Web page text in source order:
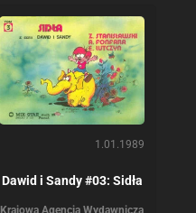
1.01.1989
Dawid i Sandy #03: Sidła
Krajowa Agencja Wydawnicza